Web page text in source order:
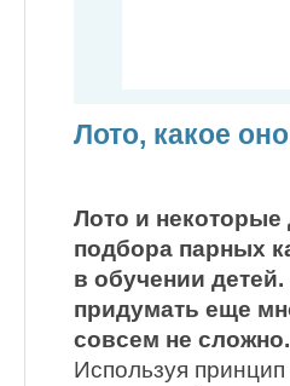
Лото, какое
Лото и некоторые
подбора парных
в обучении
придумать еще
совсем не сложно.
Используя